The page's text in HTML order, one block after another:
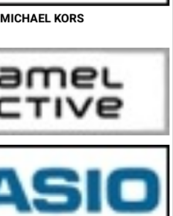
MICHAEL KORS